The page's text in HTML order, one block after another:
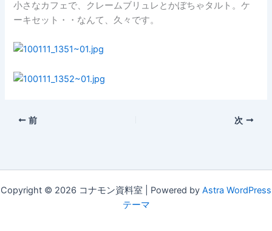
小さなカフェで、クレームブリュレとかぼちゃタルト。ケ
ーキセット・・なんて、久々です。
前 次
Copyright © 2026 コナモン資料室 | Powered by Astra WordPress
テーマ